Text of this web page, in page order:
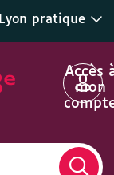
Lyon pratique
Accès
mon